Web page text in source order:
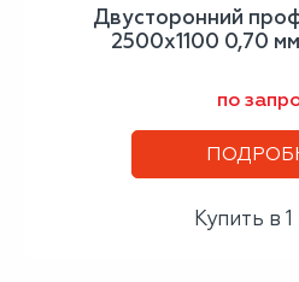
Двусторонний
2500х1100 0,70
по
Купить в